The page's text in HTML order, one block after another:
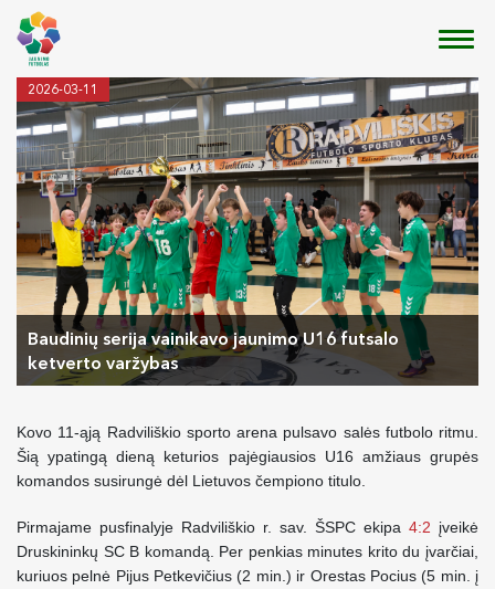
2026-03-11
Baudinių serija vainikavo jaunimo U16 futsalo
ketverto varžybas
Kovo 11-ąją Radviliškio sporto arena pulsavo salės futbolo ritmu.
Šią ypatingą dieną keturios pajėgiausios U16 amžiaus grupės
komandos susirungė dėl Lietuvos čempiono titulo.
Pirmajame pusfinalyje Radviliškio r. sav. ŠSPC ekipa 4:2 įveikė
Druskininkų SC B komandą. Per penkias minutes krito du įvarčiai,
kuriuos pelnė Pijus Petkevičius (2 min.) ir Orestas Pocius (5 min. į